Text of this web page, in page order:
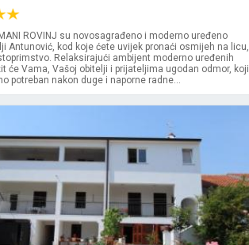
ROVINJ su novosagrađeno i moderno uređeno
Antunović, kod koje ćete uvijek pronaći osmijeh na licu,
Relaksirajući ambijent moderno uređenih
će Vama, Vašoj obitelji i prijateljima ugodan odmor, koji
potreban nakon duge i naporne radne...